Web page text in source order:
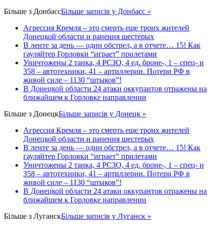
Більше з ДонбассБільше записів у Донбасс »
Агрессия Кремля – это смерть еще троих жителей
Донецкой области и ранения шестерых
В ленте за день — один обстрел, а в отчете… 15! Как
гауляйтер Горловки “играет” прилетами
Уничтожены 2 танка, 4 РСЗО, 4 ед. броне-, 1 – спец- и
358 – автотехники, 41 – артиллерии. Потери РФ в
живой силе – 1130 “штыков”!
В Донецкой области 24 атаки оккупантов отражены на
ближайшем к Горловке направлении
Більше з ДонецкБільше записів у Донецк »
Агрессия Кремля – это смерть еще троих жителей
Донецкой области и ранения шестерых
В ленте за день — один обстрел, а в отчете… 15! Как
гауляйтер Горловки “играет” прилетами
Уничтожены 2 танка, 4 РСЗО, 4 ед. броне-, 1 – спец- и
358 – автотехники, 41 – артиллерии. Потери РФ в
живой силе – 1130 “штыков”!
В Донецкой области 24 атаки оккупантов отражены на
ближайшем к Горловке направлении
Більше з ЛуганскБільше записів у Луганск »